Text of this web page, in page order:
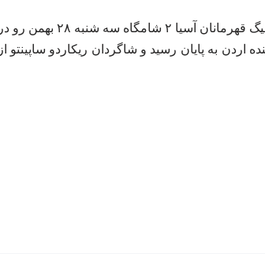
لازم به ذکر است که استقلال در دیدار برگشت مرحله یک هشتم نهایی لیگ قهرمانان آسیا ۲ شامگاه سه شنبه ۲۸ بهمن رو در
که این بازی با نتیجه ۳ بر ۲ به سود نماینده اردن به پایان رسید و شاگردان ریکاردو ساپینتو از